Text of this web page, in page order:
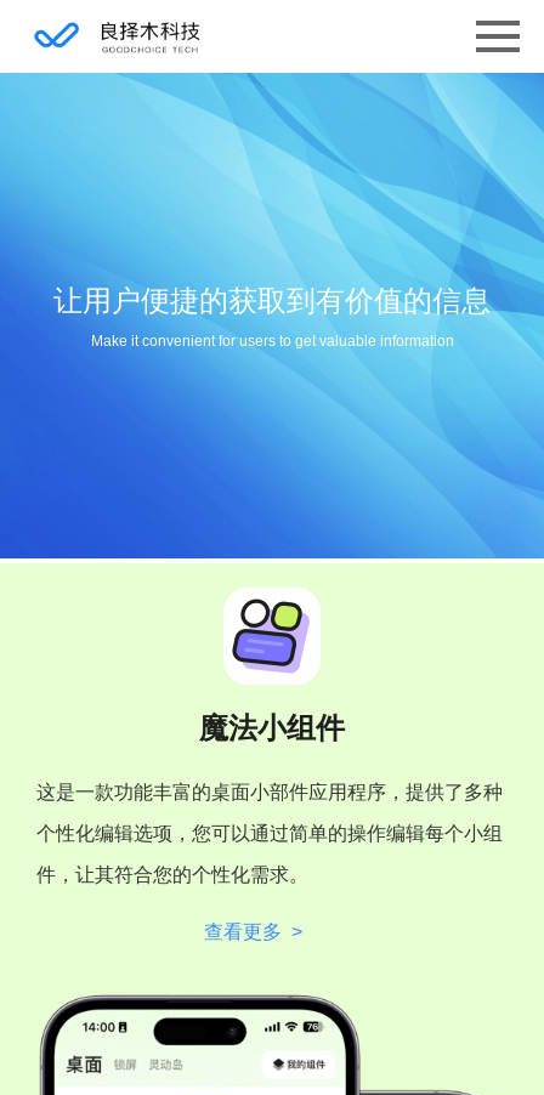
让用户便捷的获取到有价值的信息
Make it convenient for users to get valuable information
魔法小组件
这是一款功能丰富的桌面小部件应用程序，提供了多种
个性化编辑选项，您可以通过简单的操作编辑每个小组
件，让其符合您的个性化需求。
查看更多 >